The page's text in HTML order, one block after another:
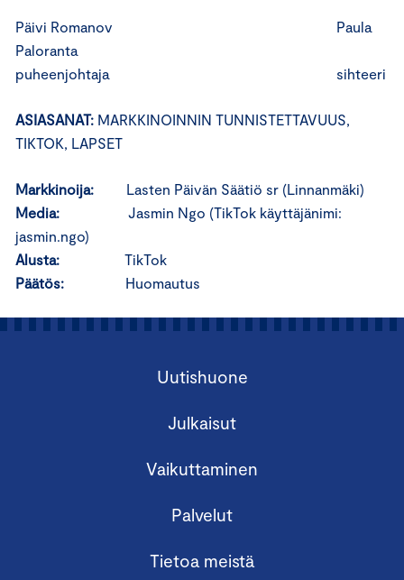
Päivi Romanov Paula
Paloranta
puheenjohtaja sihteeri
ASIASANAT: MARKKINOINNIN TUNNISTETTAVUUS,
TIKTOK, LAPSET
Markkinoija: Lasten Päivän Säätiö sr (Linnanmäki)
Media: Jasmin Ngo (TikTok käyttäjänimi:
jasmin.ngo)
Alusta: TikTok
Päätös: Huomautus
Uutishuone
Julkaisut
Vaikuttaminen
Palvelut
Tietoa meistä